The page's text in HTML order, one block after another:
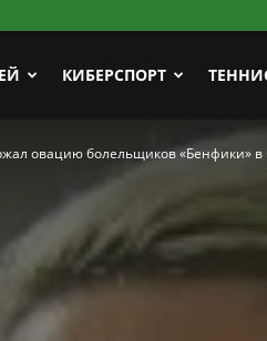
КИБЕРСПОРТ
овацию болельщиков «Бенфики» в